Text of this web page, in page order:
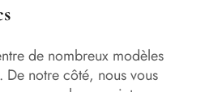
de nombreux modèles
De notre côté, nous vous